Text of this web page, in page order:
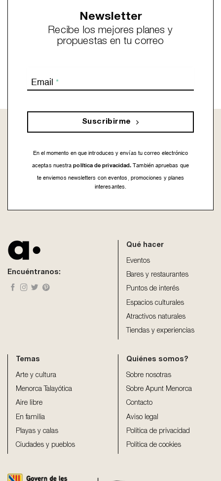
Newsletter
Recibe los mejores planes y
propuestas en tu correo
Email *
Suscribirme
En el momento en que introduces y envías tu correo electrónico
aceptas nuestra política de privacidad. También apruebas que
te enviemos newsletters con eventos, promociones y planes
interesantes.
left
Encuéntranos:
Qué hacer
Eventos
Bares y restaurantes
Puntos de interés
Espacios culturales
Atractivos naturales
Tiendas y experiencias
Temas
Arte y cultura
Menorca Talayótica
Aire libre
En familia
Playas y calas
Ciudades y pueblos
Quiénes somos?
Sobre nosotras
Sobre Apunt Menorca
Contacto
Aviso legal
Política de privacidad
Política de cookies